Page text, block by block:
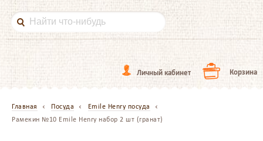
Личный кабинет Корзина
Главная Посуда
Emile Henry посуда
Рамекин №10 Emile Henry набор 2 шт (гранат)